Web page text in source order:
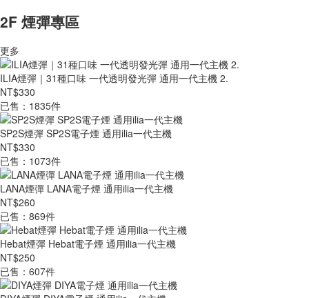
2F 煙彈專區
更多
ILIA煙彈｜31種口味 一代透明發光彈 通用一代主機 2.
NT$330
已售：1835件
SP2S煙彈 SP2S電子煙 通用ilia一代主機
NT$330
已售：1073件
LANA煙彈 LANA電子煙 通用ilia一代主機
NT$260
已售：869件
Hebat煙彈 Hebat電子煙 通用ilia一代主機
NT$250
已售：607件